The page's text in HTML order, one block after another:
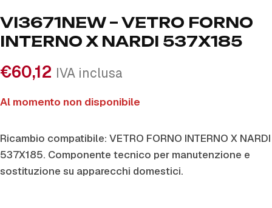
VI3671NEW – VETRO FORNO
INTERNO X NARDI 537X185
€60,12 IVA inclusa
Al momento non disponibile
Ricambio compatibile: VETRO FORNO INTERNO X NARDI
537X185. Componente tecnico per manutenzione e
sostituzione su apparecchi domestici.